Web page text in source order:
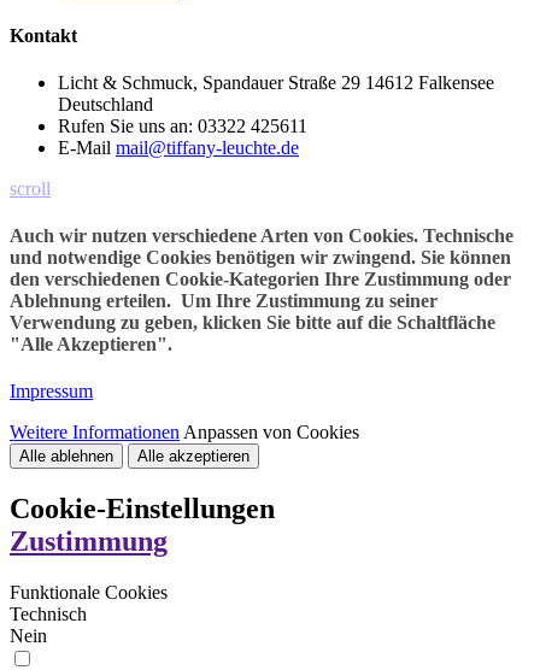
Kontakt
Licht & Schmuck, Spandauer Straße 29 14612 Falkensee
Deutschland
Rufen Sie uns an: 03322 425611
E-Mail mail@tiffany-leuchte.de
scroll
Auch wir nutzen verschiedene Arten von Cookies. Technische
und notwendige Cookies benötigen wir zwingend. Sie können
den verschiedenen Cookie-Kategorien Ihre Zustimmung oder
Ablehnung erteilen. Um Ihre Zustimmung zu seiner
Verwendung zu geben, klicken Sie bitte auf die Schaltfläche
"Alle Akzeptieren".
Impressum
Weitere Informationen Anpassen von Cookies
Alle ablehnen Alle akzeptieren
Cookie-Einstellungen
Zustimmung
Funktionale Cookies
Technisch
Nein